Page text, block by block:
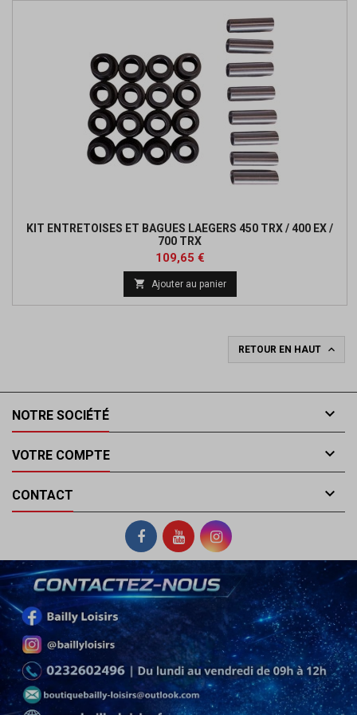
KIT ENTRETOISES ET BAGUES LAEGERS 450 TRX / 400 EX /
700 TRX
Prix
109,65 €Prix
de
base
 Ajouter au panier
RETOUR EN HAUT 
NOTRE SOCIÉTÉ 
VOTRE COMPTE 
CONTACT 